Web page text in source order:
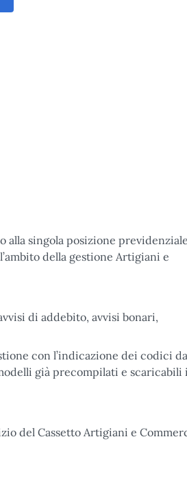
singola posizione
della gestione Artigiani e
di addebito, avvisi bonari,
con l’indicazione dei codici da
già precompilati e scaricabili
del Cassetto Artigiani e